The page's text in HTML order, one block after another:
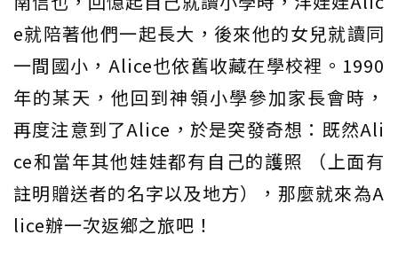
e就陪著他們一起長大，後來他的女兒就讀同
一間國小，Alice也依舊收藏在學校裡。1990
年的某天，他回到神領小學參加家長會時，
再度注意到了Alice，於是突發奇想：既然Ali
ce和當年其他娃娃都有自己的護照 （上面有
註明贈送者的名字以及地方），那麼就來為A
lice辦一次返鄉之旅吧！